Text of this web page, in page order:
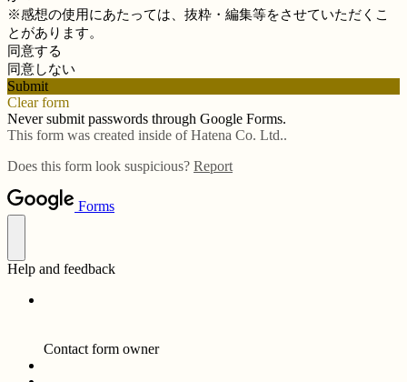
※感想の使用にあたっては、抜粋・編集等をさせていただくこ
とがあります。
同意する
同意しない
Submit
Clear form
Never submit passwords through Google Forms.
This form was created inside of Hatena Co. Ltd..
Does this form look suspicious? Report
Forms
Help and feedback
Contact form owner